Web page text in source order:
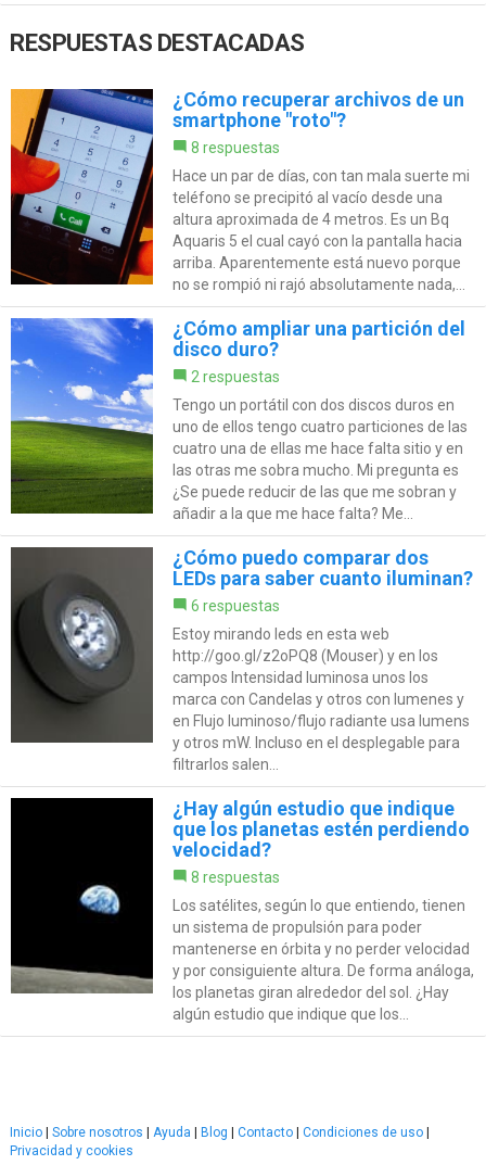
RESPUESTAS DESTACADAS
¿Cómo recuperar archivos de un
smartphone "roto"?
8 respuestas
Hace un par de días, con tan mala suerte mi
teléfono se precipitó al vacío desde una
altura aproximada de 4 metros. Es un Bq
Aquaris 5 el cual cayó con la pantalla hacia
arriba. Aparentemente está nuevo porque
no se rompió ni rajó absolutamente nada,...
¿Cómo ampliar una partición del
disco duro?
2 respuestas
Tengo un portátil con dos discos duros en
uno de ellos tengo cuatro particiones de las
cuatro una de ellas me hace falta sitio y en
las otras me sobra mucho. Mi pregunta es
¿Se puede reducir de las que me sobran y
añadir a la que me hace falta? Me...
¿Cómo puedo comparar dos
LEDs para saber cuanto iluminan?
6 respuestas
Estoy mirando leds en esta web
http://goo.gl/z2oPQ8 (Mouser) y en los
campos Intensidad luminosa unos los
marca con Candelas y otros con lumenes y
en Flujo luminoso/flujo radiante usa lumens
y otros mW. Incluso en el desplegable para
filtrarlos salen...
¿Hay algún estudio que indique
que los planetas estén perdiendo
velocidad?
8 respuestas
Los satélites, según lo que entiendo, tienen
un sistema de propulsión para poder
mantenerse en órbita y no perder velocidad
y por consiguiente altura. De forma análoga,
los planetas giran alrededor del sol. ¿Hay
algún estudio que indique que los...
Inicio | Sobre nosotros | Ayuda | Blog | Contacto | Condiciones de uso |
Privacidad y cookies